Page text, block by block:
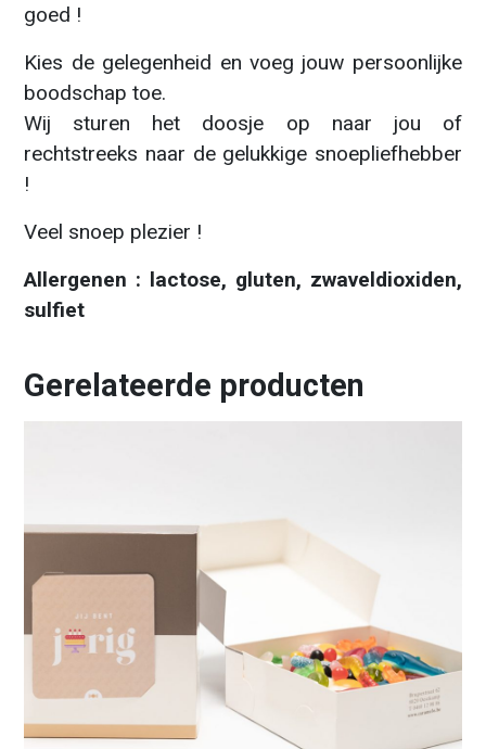
goed !
Kies de gelegenheid en voeg jouw persoonlijke
boodschap toe.
Wij sturen het doosje op naar jou of
rechtstreeks naar de gelukkige snoepliefhebber
!
Veel snoep plezier !
Allergenen : lactose, gluten, zwaveldioxiden,
sulfiet
Gerelateerde producten